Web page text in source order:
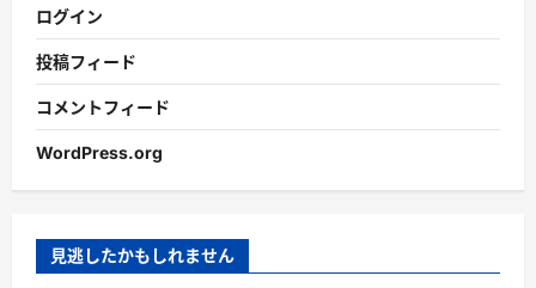
ログイン
投稿フィード
コメントフィード
WordPress.org
見逃したかもしれません